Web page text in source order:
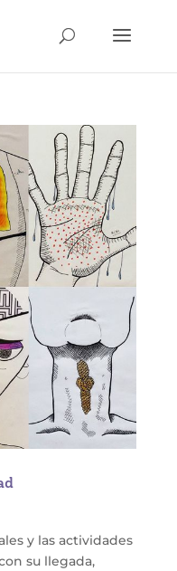
y las actividades
su llegada,